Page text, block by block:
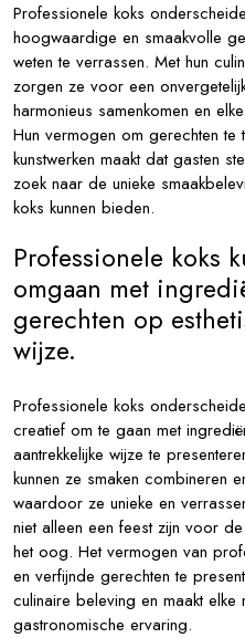
Professionele koks
hoogwaardige en smaakvolle
weten te verrassen. Met hun
zorgen ze voor een
harmonieus samenkomen en
Hun vermogen om gerechten te
kunstwerken maakt dat gasten
zoek naar de unieke
koks kunnen bieden.
Professionele koks
omgaan met
gerechten op
wijze.
Professionele koks
creatief om te gaan met
aantrekkelijke wijze te
kunnen ze smaken combineren
waardoor ze unieke en
niet alleen een feest zijn voor
het oog. Het vermogen van
en verfijnde gerechten te
culinaire beleving en maakt elke
gastronomische ervaring.